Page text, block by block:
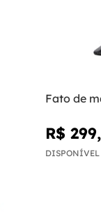
Fato de
R$
DISPONÍVEL